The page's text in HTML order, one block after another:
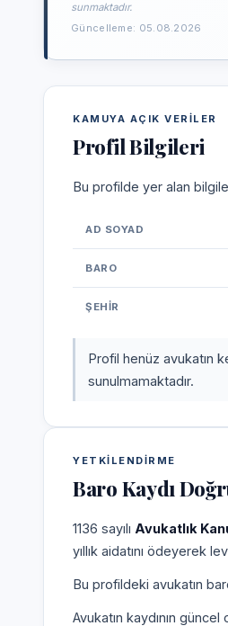
sunmaktadır.
Güncelleme: 05.08.2026
KAMUYA AÇIK VERILER
Profil Bilgileri
Bu profilde yer alan
AD SOYAD
BARO
ŞEHIR
Profil henüz avukatın
sunulmamaktadır.
YETKILENDIRME
Baro Kaydı
1136 sayılı Avukatlık
yıllık aidatını ödeyerek
Bu profildeki avukatın
Avukatın kaydının